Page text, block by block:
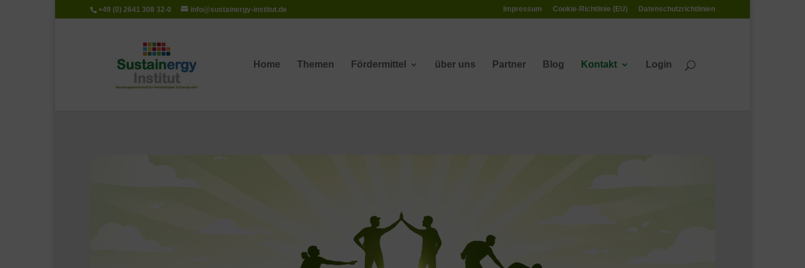
+49 (0) 2641 308 32-0 info@sustainergy-institut.de Impressum Cookie-Richtlinie (EU) Datenschutzrichtlinien
Home Themen Fördermittel über uns Partner Blog Kontakt Login